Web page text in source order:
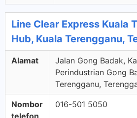
Line Clear Express Kuala
Hub, Kuala Terengganu,
Alamat
Jalan Gong Badak,
Perindustrian Gong
Terengganu,
Nombor
telefon
016-501 5050